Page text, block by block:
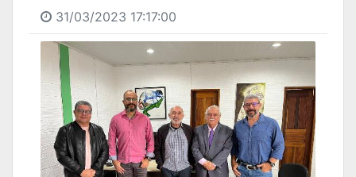
31/03/2023 17:17:00